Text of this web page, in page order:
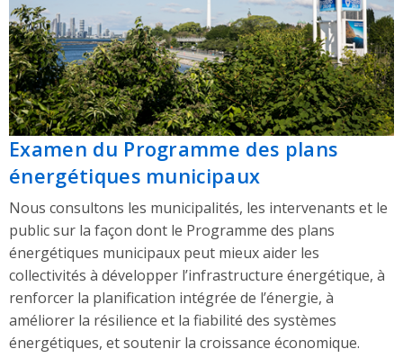
Examen du Programme des plans
énergétiques municipaux
Nous consultons les municipalités, les intervenants et le
public sur la façon dont le Programme des plans
énergétiques municipaux peut mieux aider les
collectivités à développer l’infrastructure énergétique, à
renforcer la planification intégrée de l’énergie, à
améliorer la résilience et la fiabilité des systèmes
énergétiques, et soutenir la croissance économique.